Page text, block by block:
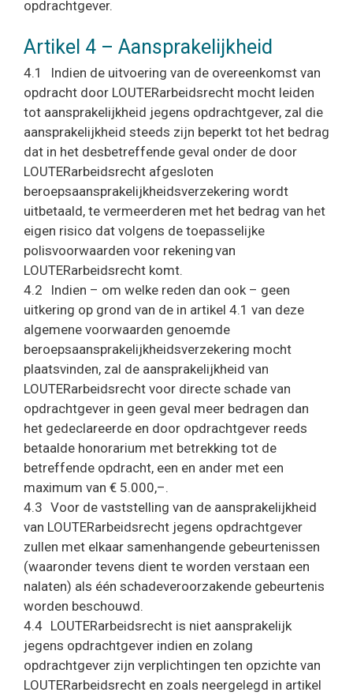
opdrachtgever.
Artikel 4 – Aansprakelijkheid
4.1 Indien de uitvoering van de overeenkomst van
opdracht door LOUTERarbeidsrecht mocht leiden
tot aansprakelijkheid jegens opdrachtgever, zal die
aansprakelijkheid steeds zijn beperkt tot het bedrag
dat in het desbetreffende geval onder de door
LOUTERarbeidsrecht afgesloten
beroepsaansprakelijkheidsverzekering wordt
uitbetaald, te vermeerderen met het bedrag van het
eigen risico dat volgens de toepasselijke
polisvoorwaarden voor rekening van
LOUTERarbeidsrecht komt.
4.2 Indien – om welke reden dan ook – geen
uitkering op grond van de in artikel 4.1 van deze
algemene voorwaarden genoemde
beroepsaansprakelijkheidsverzekering mocht
plaatsvinden, zal de aansprakelijkheid van
LOUTERarbeidsrecht voor directe schade van
opdrachtgever in geen geval meer bedragen dan
het gedeclareerde en door opdrachtgever reeds
betaalde honorarium met betrekking tot de
betreffende opdracht, een en ander met een
maximum van € 5.000,–.
4.3 Voor de vaststelling van de aansprakelijkheid
van LOUTERarbeidsrecht jegens opdrachtgever
zullen met elkaar samenhangende gebeurtenissen
(waaronder tevens dient te worden verstaan een
nalaten) als één schadeveroorzakende gebeurtenis
worden beschouwd.
4.4 LOUTERarbeidsrecht is niet aansprakelijk
jegens opdrachtgever indien en zolang
opdrachtgever zijn verplichtingen ten opzichte van
LOUTERarbeidsrecht en zoals neergelegd in artikel